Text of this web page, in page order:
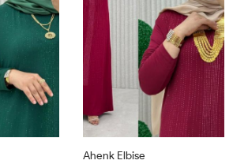
Ahenk Elbise